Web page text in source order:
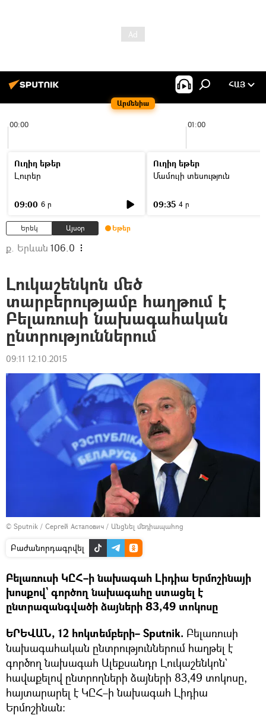
Արմենիա
ՀԱՅ
00:00 01:00
Ուղիղ եթեր
Լուրեր
09:00 6 ր
Ուղիղ եթեր
Մամուլի տեսություն
09:35 4 ր
Երեկ Այսօր Եթեր
ք. Երևան 106.0
Լուկաշենկոն մեծ
տարբերությամբ հաղթում է
Բելառուսի նախագահական
ընտրություններում
09:11 12.10.2015
© Sputnik / Сергей Астапович / Անցնել մեդիապահոց
Բաժանորդագրվել
Բելառուսի ԿԸՀ–ի նախագահ Լիդիա Երմոշինայի
խոսքով` գործող նախագահը ստացել է
ընտրազանգվածի ձայների 83,49 տոկոսը
ԵՐԵՎԱՆ, 12 հոկտեմբերի– Sputnik. Բելառուսի
նախագահական ընտրություններում հաղթել է
գործող նախագահ Ալեքսանդր Լուկաշենկոն`
հավաքելով ընտրողների ձայների 83,49 տոկոսը,
հայտարարել է ԿԸՀ–ի նախագահ Լիդիա
Երմոշինան։